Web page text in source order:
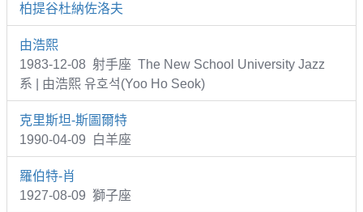
柏提谷杜納佐洛夫
由浩熙
1983-12-08 射手座 The New School University Jazz
系 | 由浩熙 유호석(Yoo Ho Seok)
克里斯坦-斯圖爾特
1990-04-09 白羊座
羅伯特-肖
1927-08-09 獅子座